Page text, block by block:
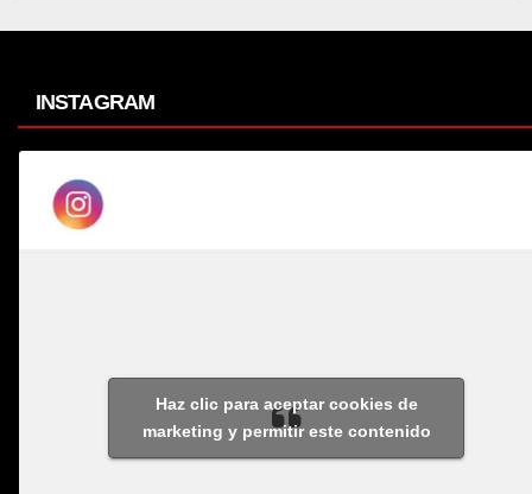
INSTAGRAM
Haz clic para aceptar cookies de
marketing y permitir este contenido